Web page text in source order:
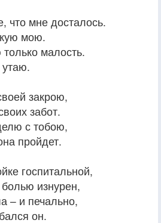
что мне досталось.
мою.
малость.
закрою,
забот.
с тобою,
пройдет.
госпитальной,
изнурен,
– и печально,
он.